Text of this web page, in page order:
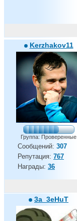
Kerzhakov11
Группа: Проверенные
Сообщений: 307
Репутация: 767
Награды: 36
3a_3eHuT